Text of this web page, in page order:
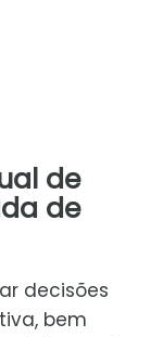
de
de
decisões
bem